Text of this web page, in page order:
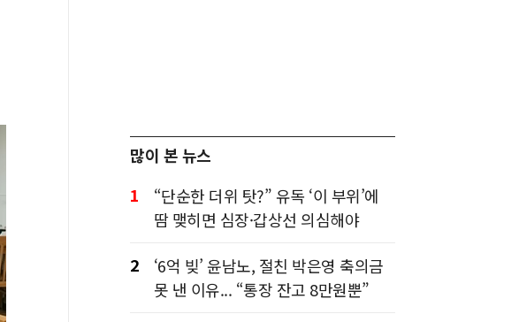
많이 본 뉴스
1
“단순한 더위 탓?” 유독 ‘이 부위’에
땀 맺히면 심장·갑상선 의심해야
2
‘6억 빚’ 윤남노, 절친 박은영 축의금
못 낸 이유... “통장 잔고 8만원뿐”